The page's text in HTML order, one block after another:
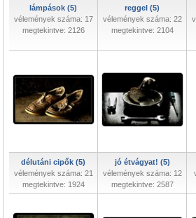
lámpások (5)
vélemények száma: 17
megtekintve: 2126
reggel (5)
vélemények száma: 22
megtekintve: 2104
délutáni cipők (5)
vélemények száma: 21
megtekintve: 1924
jó étvágyat! (5)
vélemények száma: 12
megtekintve: 2587